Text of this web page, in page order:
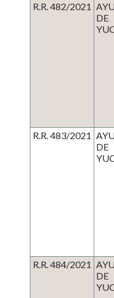
R.R. 482/2021
R.R. 483/2021
R.R. 484/2021